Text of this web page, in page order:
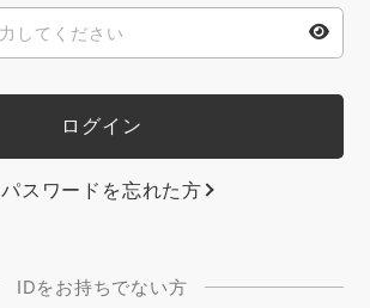
パスワードを忘れた方
IDをお持ちでない方